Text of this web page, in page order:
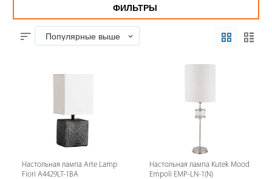
ФИЛЬТРЫ
Популярные выше
Настольная лампа Arte Lamp
Fiori A4429LT-1BA
Настольная лампа Kutek Mood
Empoli EMP-LN-1(N)